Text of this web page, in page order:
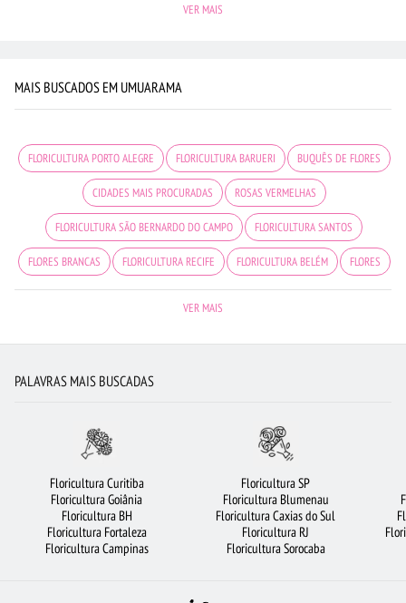
VER MAIS
MAIS BUSCADOS EM UMUARAMA
FLORICULTURA PORTO ALEGRE FLORICULTURA BARUERI BUQUÊS DE FLORES
CIDADES MAIS PROCURADAS ROSAS VERMELHAS
FLORICULTURA SÃO BERNARDO DO CAMPO FLORICULTURA SANTOS
FLORES BRANCAS FLORICULTURA RECIFE FLORICULTURA BELÉM FLORES
FLORICULTURA RIBEIRÃO PRETO FLORICULTURA MANAUS
FLORICULTURA SÃO JOSÉ DOS CAMPOS LÍRIO FLORICULTURA UBERLÂNDIA
ARRANJO DE FLORES FLORICULTURA CAMPINAS
VER MAIS
PALAVRAS MAIS BUSCADAS
Floricultura Curitiba
Floricultura Goiânia
Floricultura BH
Floricultura Fortaleza
Floricultura Campinas
Floricultura SP
Floricultura Blumenau
Floricultura Caxias do Sul
Floricultura RJ
Floricultura Sorocaba